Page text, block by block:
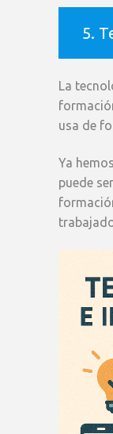
5.
La
usa de
Ya
puede